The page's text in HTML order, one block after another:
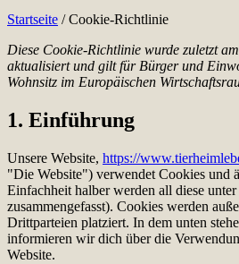
Startseite /Cookie-Richtlinie
Diese Cookie-Richtlinie wurde zuletzt
aktualisiert und gilt für Bürger und
Wohnsitz im Europäischen
1. Einführung
Unsere Website, https://
"Die Website") verwendet Cookies und
Einfachheit halber werden all diese
zusammengefasst). Cookies werden
Drittparteien platziert. In dem unten
informieren wir dich über die
Website.